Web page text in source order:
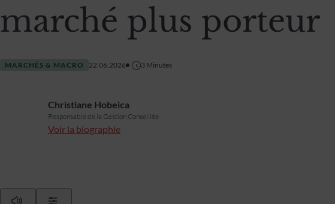
Gouvernance
marché plus porteur
MARCHÉS & MACRO 22.06.2026 3 Minutes
Christiane Hobeica
Responsable de la Gestion Conseillée
Voir la biographie